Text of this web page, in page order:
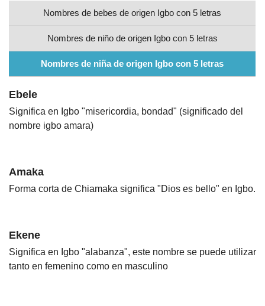
Nombres de bebes de origen Igbo con 5 letras
Nombres de niño de origen Igbo con 5 letras
Nombres de niña de origen Igbo con 5 letras
Ebele
Significa en Igbo "misericordia, bondad" (significado del
nombre igbo amara)
Amaka
Forma corta de Chiamaka significa "Dios es bello" en Igbo.
Ekene
Significa en Igbo "alabanza", este nombre se puede utilizar
tanto en femenino como en masculino